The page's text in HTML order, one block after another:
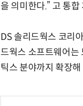
을 의미한다.” 고 통
DS 솔리드웍스 코리
드웍스 소프트웨어는
틱스 분야까지 확장